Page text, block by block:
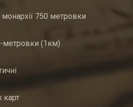
монархії 750 метровки
метровки (1км)
карт